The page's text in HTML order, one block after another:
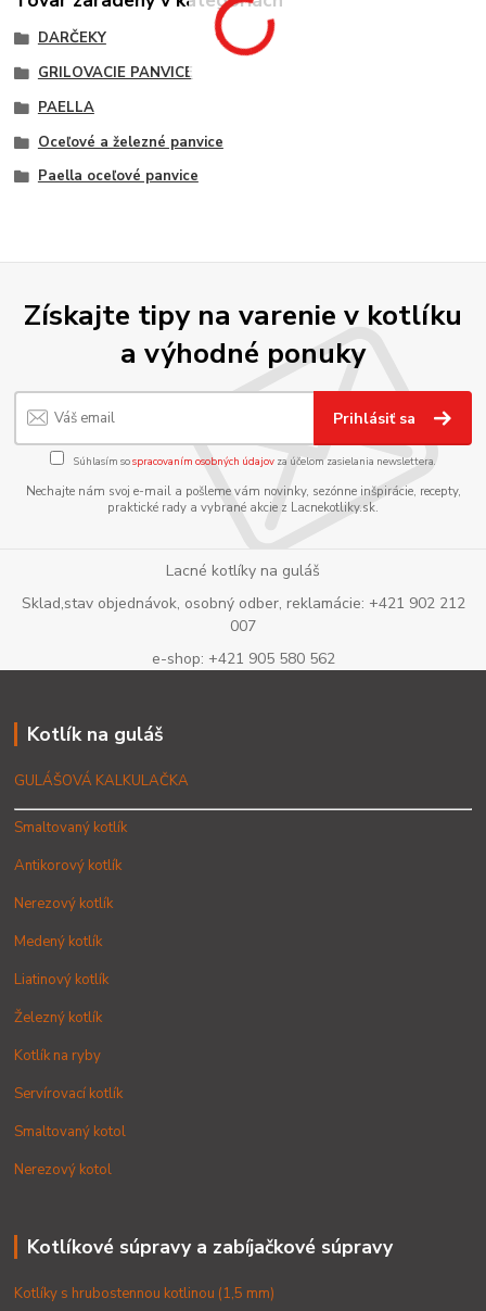
DARČEKY
GRILOVACIE PANVICE
PAELLA
Oceľové a železné panvice
Paella oceľové panvice
Získajte tipy na varenie v kotlíku
a výhodné ponuky
Prihlásiť sa
Súhlasím sospracovaním osobných údajov za účelom zasielania newslettera.
Nechajte nám svoj e-mail a pošleme vám novinky, sezónne inšpirácie, recepty,
praktické rady a vybrané akcie z Lacnekotliky.sk.
Lacné kotlíky na guláš
Sklad,stav objednávok, osobný odber, reklamácie: +421 902 212
007
e-shop: +421 905 580 562
Kotlík na guláš
GULÁŠOVÁ KALKULAČKA
Smaltovaný kotlík
Antikorový kotlík
Nerezový kotlík
Medený kotlík
Liatinový kotlík
Železný kotlík
Kotlík na ryby
Servírovací kotlík
Smaltovaný kotol
Nerezový kotol
Kotlíkové súpravy a zabíjačkové súpravy
Kotlíky s hrubostennou kotlinou (1,5 mm)